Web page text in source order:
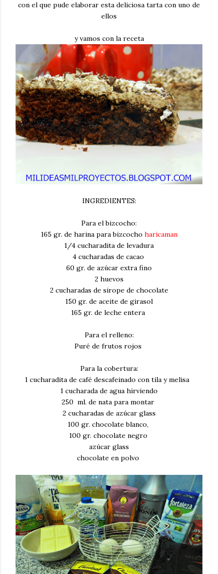
con el que pude elaborar esta deliciosa tarta con uno de
ellos
y vamos con la receta
INGREDIENTES:
Para el bizcocho:
165 gr. de harina para bizcocho haricaman
1/4 cucharadita de levadura
4 cucharadas de cacao
60 gr. de azúcar extra fino
2 huevos
2 cucharadas de sirope de chocolate
150 gr. de aceite de girasol
165 gr. de leche entera
Para el relleno:
Puré de frutos rojos
Para la cobertura:
1 cucharadita de café descafeinado con tila y melisa
1 cucharada de agua hirviendo
250 ml. de nata para montar
2 cucharadas de azúcar glass
100 gr. chocolate blanco,
100 gr. chocolate negro
azúcar glass
chocolate en polvo